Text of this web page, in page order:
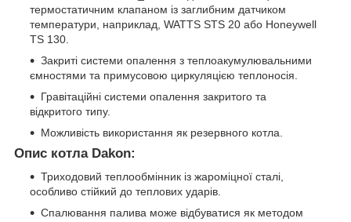
термостатичним клапаном із заглибним датчиком
температури, наприклад, WATTS STS 20 або Honeywell
TS 130.
Закриті системи опалення з теплоакумулювальними
ємностями та примусовою циркуляцією теплоносія.
Гравітаційні системи опалення закритого та
відкритого типу.
Можливість використання як резервного котла.
Опис котла Dakon:
Триходовий теплообмінник із жароміцної сталі,
особливо стійкий до теплових ударів.
Спалювання палива може відбуватися як методом